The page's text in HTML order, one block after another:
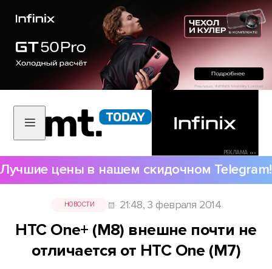
РЕКЛАМА •••
Лучшие цены в нашем скидочном Telegram!
НОВОСТИ 21:48, 3 февраля 2014
HTC One+ (M8) внешне почти не
отличается от HTC One (M7)